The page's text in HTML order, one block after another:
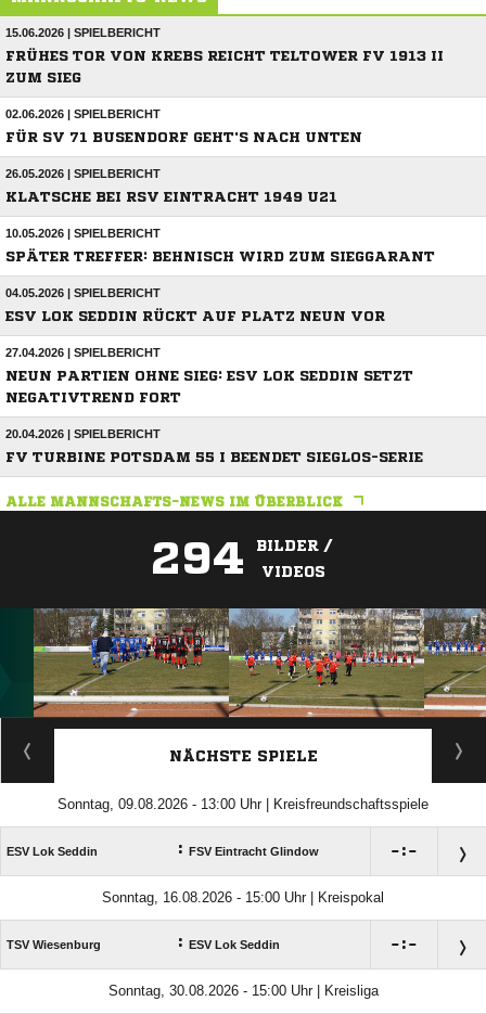
15.06.2026 | SPIELBERICHT
FRÜHES TOR VON KREBS REICHT TELTOWER FV 1913 II
ZUM SIEG
02.06.2026 | SPIELBERICHT
FÜR SV 71 BUSENDORF GEHT'S NACH UNTEN
26.05.2026 | SPIELBERICHT
KLATSCHE BEI RSV EINTRACHT 1949 U21
10.05.2026 | SPIELBERICHT
SPÄTER TREFFER: BEHNISCH WIRD ZUM SIEGGARANT
04.05.2026 | SPIELBERICHT
ESV LOK SEDDIN RÜCKT AUF PLATZ NEUN VOR
27.04.2026 | SPIELBERICHT
NEUN PARTIEN OHNE SIEG: ESV LOK SEDDIN SETZT
NEGATIVTREND FORT
20.04.2026 | SPIELBERICHT
FV TURBINE POTSDAM 55 I BEENDET SIEGLOS-SERIE
ALLE MANNSCHAFTS-NEWS IM ÜBERBLICK
294
BILDER /
VIDEOS
ANZEIGE
NÄCHSTE SPIELE
Sonntag, 09.08.2026 - 13:00 Uhr | Kreisfreundschaftsspiele
ESV Lok Seddin : FSV Eintracht Glindow :
Sonntag, 16.08.2026 - 15:00 Uhr | Kreispokal
TSV Wiesenburg : ESV Lok Seddin :
Sonntag, 30.08.2026 - 15:00 Uhr | Kreisliga